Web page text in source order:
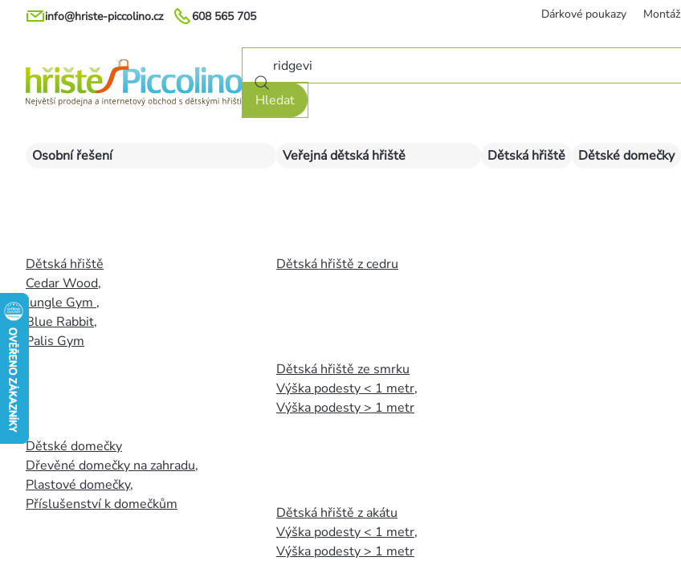
Přejít
608 565 705
info@hriste-piccolino.cz Dárkové poukazy Montáž
Hledat
Osobní řešení
Dětská hřiště
Cedar Wood,
Jungle Gym ,
Blue Rabbit,
Palis Gym
Dětské domečky
Dřevěné domečky na zahradu,
Plastové domečky,
Příslušenství k domečkům
Veřejná dětská hřiště
Dětská hřiště z cedru
Dětská hřiště ze smrku
Výška podesty < 1 metr,
Výška podesty > 1 metr
Dětská hřiště z akátu
Výška podesty < 1 metr,
Výška podesty > 1 metr
Dětská hřiště Dětské domečky